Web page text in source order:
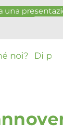
gratuita
una
noi? Di più